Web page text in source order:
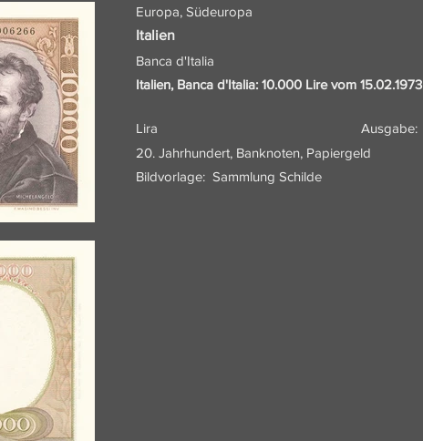
Europa, Südeuropa
Italien
Banca d'Italia
Italien, Banca d'Italia: 10.000 Lire vom 15.02.1973
Lira Ausgabe:
20. Jahrhundert, Banknoten, Papiergeld
Bildvorlage: Sammlung Schilde